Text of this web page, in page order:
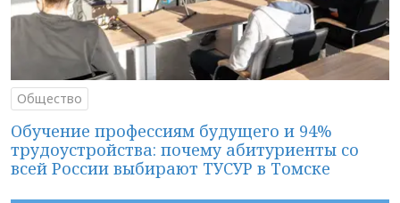
Общество
Обучение профессиям будущего и 94%
трудоустройства: почему абитуриенты со
всей России выбирают ТУСУР в Томске